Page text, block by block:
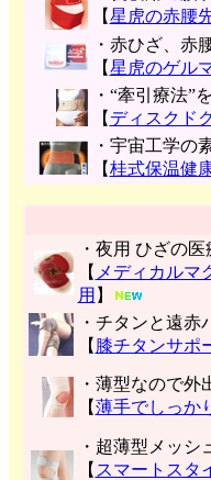
【星虎の赤腰
・赤ひざ、赤
【星虎のゲル
・“牽引療法”
【 ディスクド
・宇宙工学の
【桂式保温健
・夜用 ひざの
【 メディカル
用 】
・チタンと遠赤
【 膝チタンサポ
・薄型なので外
【薄手でしっか
・超薄型メッシ
【 スマートスタ